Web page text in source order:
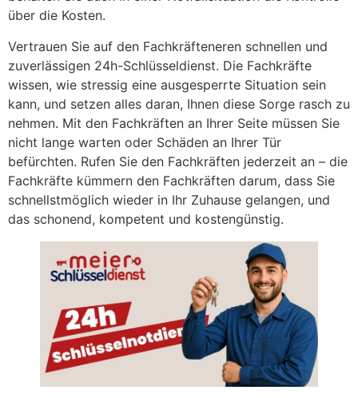
über die Kosten.
Vertrauen Sie auf den Fachkräfteneren schnellen und
zuverlässigen 24h-Schlüsseldienst. Die Fachkräfte
wissen, wie stressig eine ausgesperrte Situation sein
kann, und setzen alles daran, Ihnen diese Sorge rasch zu
nehmen. Mit den Fachkräften an Ihrer Seite müssen Sie
nicht lange warten oder Schäden an Ihrer Tür
befürchten. Rufen Sie den Fachkräften jederzeit an – die
Fachkräfte kümmern den Fachkräften darum, dass Sie
schnellstmöglich wieder in Ihr Zuhause gelangen, und
das schonend, kompetent und kostengünstig.